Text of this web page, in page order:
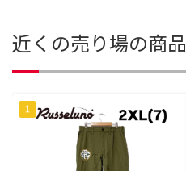
近くの売り場の商品